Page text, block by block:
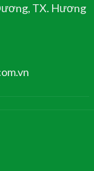
TX. Hương